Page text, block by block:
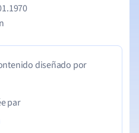
diseñado por
par